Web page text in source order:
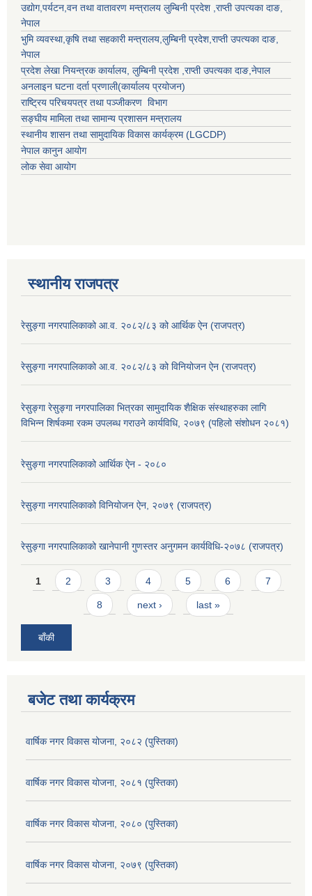
उद्याेग,पर्यटन,वन तथा वातावरण मन्त्रालय लुम्बिनी प्रदेश ,राप्ती उपत्यका दाङ,
नेपाल
भुमि व्यवस्था,कृषि तथा सहकारी मन्त्रालय,लुम्बिनी प्रदेश,राप्ती उपत्यका दाङ,
नेपाल
प्रदेश लेखा नियन्त्रक कार्यालय, लुम्बिनी प्रदेश ,राप्ती उपत्यका दाङ,नेपाल
अनलाइन घटना दर्ता प्रणाली(कार्यालय प्रयोजन)
राष्ट्रिय परिचयपत्र तथा पञ्जीकरण विभाग
सङ्घीय मामिला तथा सामान्य प्रशासन मन्त्रालय
स्थानीय शासन तथा सामुदायिक विकास कार्यक्रम (LGCDP)
नेपाल कानुन आयोग
लोक सेवा आयोग
स्थानीय राजपत्र
रेसु्ङ्गा नगरपालिकाको आ.व. २०८२/८३ को आर्थिक ऐन (राजपत्र)
रेसु्ङ्गा नगरपालिकाको आ.व. २०८२/८३ को विनियोजन ऐन (राजपत्र)
रेसुङ्गा रेसुङ्गा नगरपालिका भित्रका सामुदायिक शैक्षिक संस्थाहरुका लागि
विभिन्न शिर्षकमा रकम उपलब्ध गराउने कार्यविधि, २०७९ (पहिलो संशोधन २०८१)
रेसुङ्गा नगरपालिकाको आर्थिक ऐन - २०८०
रेसुङ्गा नगरपालिकाको विनियोजन ऐन, २०७९ (राजपत्र)
रेसुङ्गा नगरपालिकाको खानेपानी गुणस्तर अनुगमन कार्यविधि-२०७८ (राजपत्र)
Pages
1 2 3 4 5 6 7
8 next › last »
बाँकी
बजेट तथा कार्यक्रम
वार्षिक नगर विकास योजना, २०८२ (पुस्तिका)
वार्षिक नगर विकास योजना, २०८१ (पुस्तिका)
वार्षिक नगर विकास योजना, २०८० (पुस्तिका)
वार्षिक नगर विकास योजना, २०७९ (पुस्तिका)